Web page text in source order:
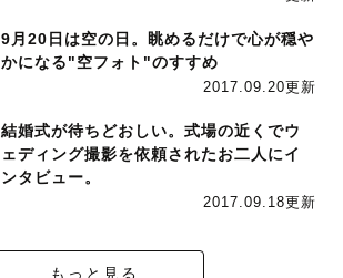
9月20日は空の日。眺めるだけで心が穏や
かになる"空フォト"のすすめ
2017.09.20更新
結婚式が待ちどおしい。式場の近くでウ
ェディング撮影を依頼されたお二人にイ
ンタビュー。
2017.09.18更新
もっと見る